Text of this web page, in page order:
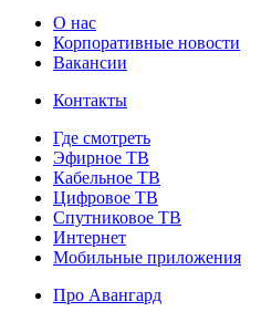
О нас
Корпоративные новости
Вакансии
Контакты
Где смотреть
Эфирное ТВ
Кабельное ТВ
Цифровое ТВ
Спутниковое ТВ
Интернет
Мобильные приложения
Про Авангард